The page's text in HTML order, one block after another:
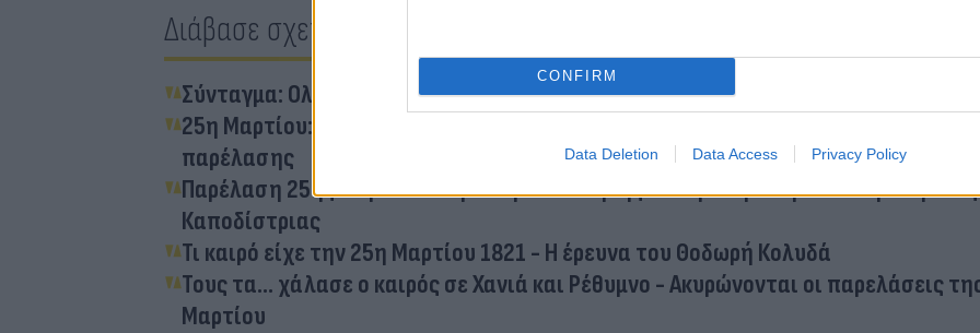
CONFIRM
Data Deletion Data Access Privacy Policy
Διάβασε σχετικά
Σύνταγμα: Ολοκληρώθηκε η μαθητική παρέλαση με συμμετοχή συλλόγων και
25η Μαρτίου: Οι κυκλοφοριακές ρυθμίσεις στην Αθήνα λόγω της στρατιωτικής
παρέλασης
Παρέλαση 25ης Μαρτίου στην Αθήνα: Μαθητής έκλεψε την παράσταση ντυμένος
Καποδίστριας
Τι καιρό είχε την 25η Μαρτίου 1821 - Η έρευνα του Θοδωρή Κολυδά
Τους τα... χάλασε ο καιρός σε Χανιά και Ρέθυμνο - Ακυρώνονται οι παρελάσεις
Μαρτίου